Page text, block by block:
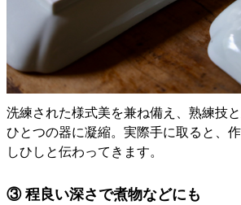
洗練された様式美を兼ね備え、熟練技
ひとつの器に凝縮。実際手に取ると、
しひしと伝わってきます。
③ 程良い深さで煮物などにも